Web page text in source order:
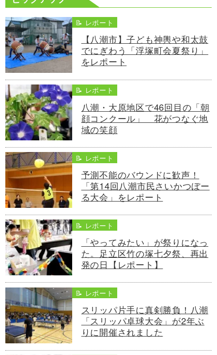
📝 レポート
【八潮市】子ども神輿や和太鼓
でにぎわう「浮塚町会夏祭り」
をレポート
📝 レポート
八潮・大原地区で46回目の「朝
顔コンクール」 花がつなぐ地
域の笑顔
📝 レポート
予測不能のバウンドに歓声！
「第14回八潮市民さいかつぼー
る大会」をレポート
📝 レポート
「やってみたい」が祭りになっ
た。足立区竹の塚七夕祭、再出
発の日【レポート】
📝 レポート
スリッパ片手に真剣勝負！八潮
「スリッパ卓球大会」が2年ぶ
りに開催されました